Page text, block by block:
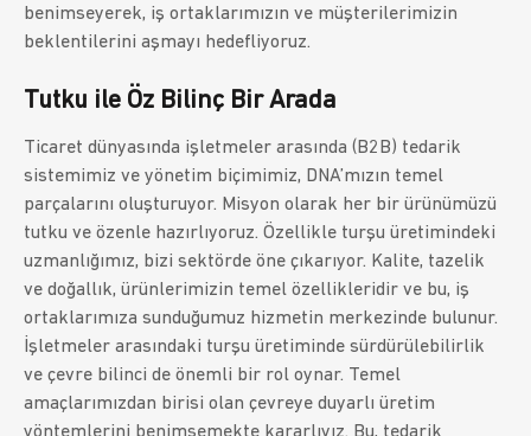
benimseyerek, iş ortaklarımızın ve müşterilerimizin
beklentilerini aşmayı hedefliyoruz.
Tutku ile Öz Bilinç Bir Arada
Ticaret dünyasında işletmeler arasında (B2B) tedarik
sistemimiz ve yönetim biçimimiz, DNA’mızın temel
parçalarını oluşturuyor. Misyon olarak her bir ürünümüzü
tutku ve özenle hazırlıyoruz. Özellikle turşu üretimindeki
uzmanlığımız, bizi sektörde öne çıkarıyor. Kalite, tazelik
ve doğallık, ürünlerimizin temel özellikleridir ve bu, iş
ortaklarımıza sunduğumuz hizmetin merkezinde bulunur.
İşletmeler arasındaki turşu üretiminde sürdürülebilirlik
ve çevre bilinci de önemli bir rol oynar. Temel
amaçlarımızdan birisi olan çevreye duyarlı üretim
yöntemlerini benimsemekte kararlıyız. Bu, tedarik